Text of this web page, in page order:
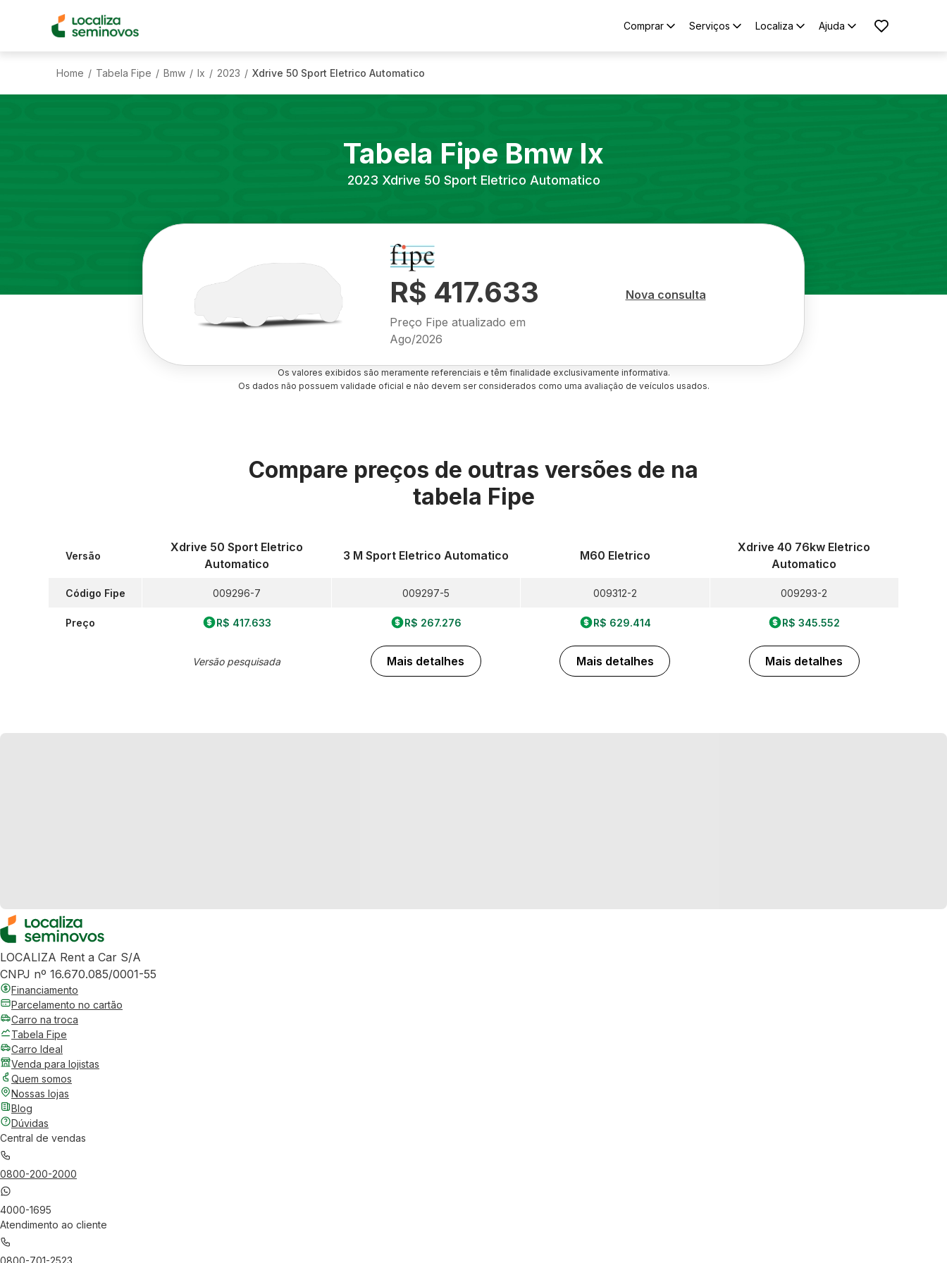
Comprar Serviços Localiza Ajuda
Home / Tabela Fipe / Bmw / Ix / 2023 / Xdrive 50 Sport Eletrico Automatico
Tabela Fipe Bmw Ix
2023 Xdrive 50 Sport Eletrico Automatico
R$ 417.633
Preço Fipe atualizado em
Ago/2026
Nova consulta
Os valores exibidos são meramente referenciais e têm finalidade exclusivamente informativa.
Os dados não possuem validade oficial e não devem ser considerados como uma avaliação de veículos usados.
Compare preços de outras versões de na
tabela Fipe
Versão
Código Fipe
Preço
Xdrive 50 Sport Eletrico
Automatico
009296-7
R$ 417.633
Versão pesquisada
3 M Sport Eletrico Automatico
009297-5
R$ 267.276
Mais detalhes
M60 Eletrico
009312-2
R$ 629.414
Mais detalhes
Xdrive 40 76kw Eletrico
Automatico
009293-2
R$ 345.552
Mais detalhes
LOCALIZA Rent a Car S/A
CNPJ nº 16.670.085/0001-55
Financiamento
Parcelamento no cartão
Carro na troca
Tabela Fipe
Carro Ideal
Venda para lojistas
Quem somos
Nossas lojas
Blog
Dúvidas
Central de vendas
0800-200-2000
4000-1695
Atendimento ao cliente
0800-701-2523